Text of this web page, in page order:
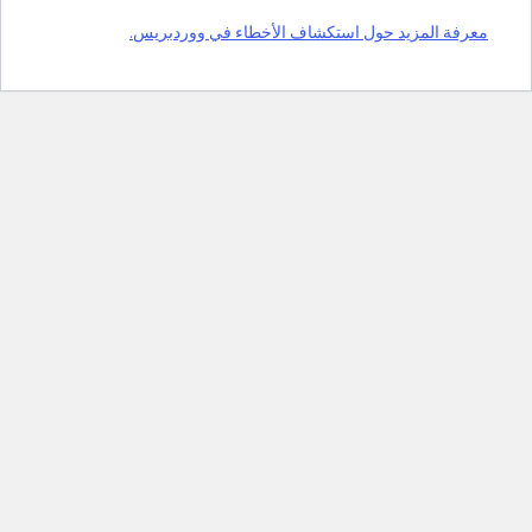
معرفة المزيد حول استكشاف الأخطاء في ووردبريس.